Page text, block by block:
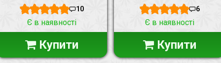
10
Є в наявності
Купити
6
Є в наявності
Купити